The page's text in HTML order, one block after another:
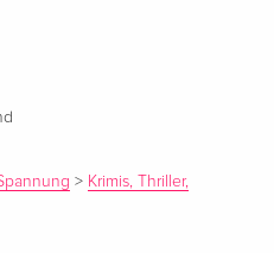
> Krimis, Thriller,